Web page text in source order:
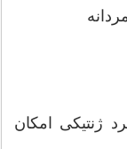
ژنتیکی امکان